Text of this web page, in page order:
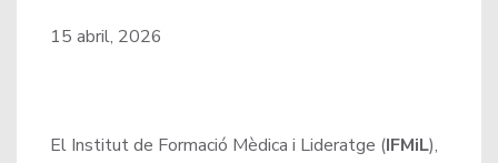
15 abril, 2026
El Institut de Formació Mèdica i Lideratge (IFMiL),